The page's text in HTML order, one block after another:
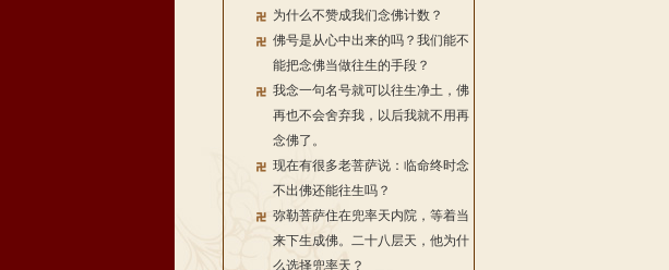
为什么不赞成我们念佛计数？
佛号是从心中出来的吗？我们能不
能把念佛当做往生的手段？
我念一句名号就可以往生净土，佛
再也不会舍弃我，以后我就不用再
念佛了。
现在有很多老菩萨说：临命终时念
不出佛还能往生吗？
弥勒菩萨住在兜率天内院，等着当
来下生成佛。二十八层天，他为什
么选择兜率天？